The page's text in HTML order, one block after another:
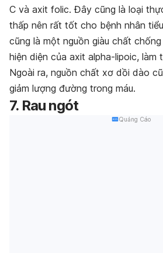
C và axit folic. Đây cũng là loại
thấp nên rất tốt cho bệnh nhân
cũng là một nguồn giàu chất
hiện diện của axit alpha-lipoic, làm
Ngoài ra, nguồn chất xơ dồi dào
giảm lượng đường trong máu.
7. Rau ngót
Quảng Cáo